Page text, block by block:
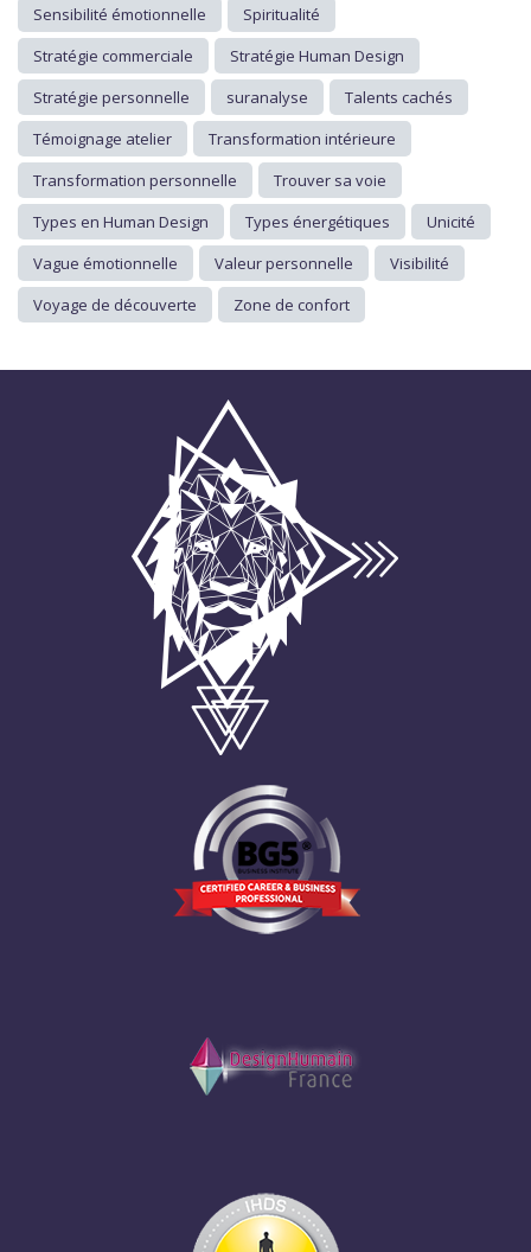
Sensibilité émotionnelle
Spiritualité
Stratégie commerciale
Stratégie Human Design
Stratégie personnelle
suranalyse
Talents cachés
Témoignage atelier
Transformation intérieure
Transformation personnelle
Trouver sa voie
Types en Human Design
Types énergétiques
Unicité
Vague émotionnelle
Valeur personnelle
Visibilité
Voyage de découverte
Zone de confort